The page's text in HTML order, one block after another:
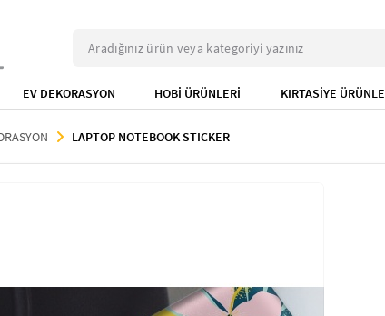
EV DEKORASYON HOBİ ÜRÜNLERİ KIRTASİYE
LAPTOP NOTEBOOK STICKER